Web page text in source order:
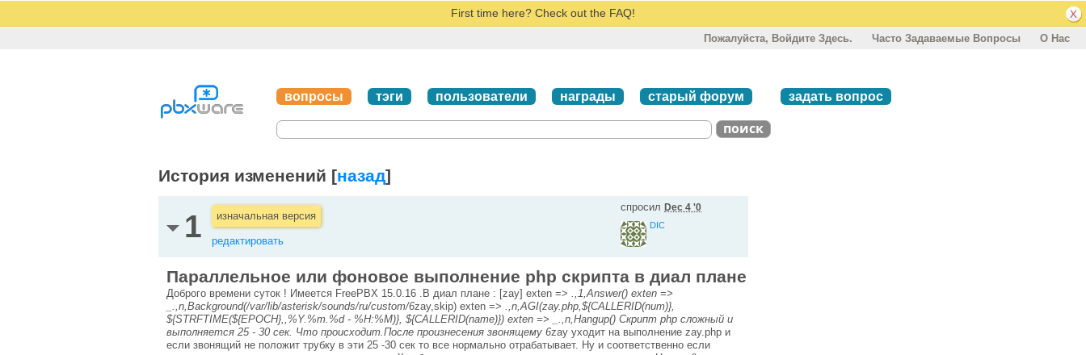
First time here? Check out the FAQ!
Пожалуйста, Войдите Здесь. Часто Задаваемые Вопросы О Нас
вопросы тэги пользователи награды старый форум задать вопрос
История изменений [назад]
1 изначальная версия
редактировать
спросил Dec 4 '0
DIC
Параллельное или фоновое выполнение php скрипта в диал плане
Доброго времени суток ! Имеется FreePBX 15.0.16 .В диал плане : [zay] exten =>
.,1,Answer() exten =>
_.,n,Background(/var/lib/asterisk/sounds/ru/custom/6zay,skip) exten =>
.,n,AGI(zay.php,${CALLERID(num)},
${STRFTIME(${EPOCH},,%Y.%m.%d - %H:%M)}, ${CALLERID(name)}) exten => _.,n,Hangup() Скрипт php сложный и
выполняется 25 - 30 сек. Что происходит.После произнесения звонящему 6zay уходит на выполнение zay.php и
если звонящий не положит трубку в эти 25 -30 сек то все нормально отрабатывает. Ну и соответственно если